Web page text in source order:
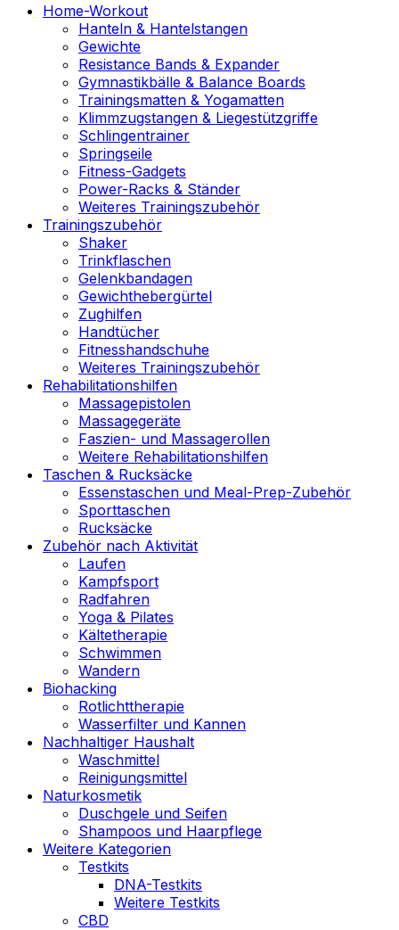
Home-Workout
Hanteln & Hantelstangen
Gewichte
Resistance Bands & Expander
Gymnastikbälle & Balance Boards
Trainingsmatten & Yogamatten
Klimmzugstangen & Liegestützgriffe
Schlingentrainer
Springseile
Fitness-Gadgets
Power-Racks & Ständer
Weiteres Trainingszubehör
Trainingszubehör
Shaker
Trinkflaschen
Gelenkbandagen
Gewichthebergürtel
Zughilfen
Handtücher
Fitnesshandschuhe
Weiteres Trainingszubehör
Rehabilitationshilfen
Massagepistolen
Massagegeräte
Faszien- und Massagerollen
Weitere Rehabilitationshilfen
Taschen & Rucksäcke
Essenstaschen und Meal-Prep-Zubehör
Sporttaschen
Rucksäcke
Zubehör nach Aktivität
Laufen
Kampfsport
Radfahren
Yoga & Pilates
Kältetherapie
Schwimmen
Wandern
Biohacking
Rotlichttherapie
Wasserfilter und Kannen
Nachhaltiger Haushalt
Waschmittel
Reinigungsmittel
Naturkosmetik
Duschgele und Seifen
Shampoos und Haarpflege
Weitere Kategorien
Testkits
DNA-Testkits
Weitere Testkits
CBD